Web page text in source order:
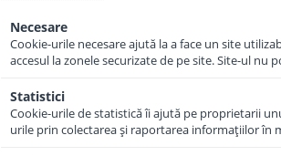
Necesare
Cookie-urile necesare ajută la a face un site
accesul la zonele securizate de pe site. Site-ul
Statistici
Cookie-urile de statistică îi ajută pe proprietarii
urile prin colectarea şi raportarea informaţiilor în